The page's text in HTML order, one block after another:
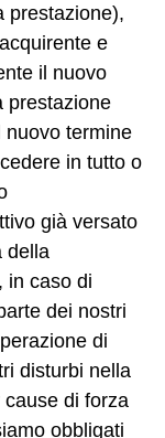
prestazione),
e
il nuovo
prestazione
nuovo termine
in tutto o
già versato
della
in caso di
dei nostri
di
disturbi nella
di forza
obbligati